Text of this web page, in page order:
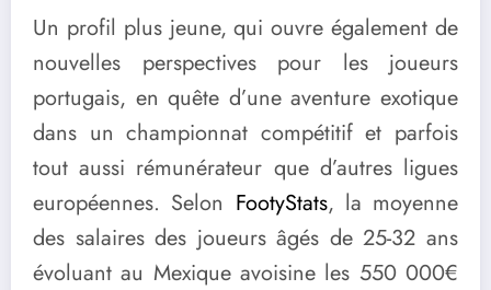
Un profil plus jeune, qui ouvre également de
nouvelles perspectives pour les joueurs
portugais, en quête d’une aventure exotique
dans un championnat compétitif et parfois
tout aussi rémunérateur que d’autres ligues
européennes. Selon FootyStats, la moyenne
des salaires des joueurs âgés de 25-32 ans
évoluant au Mexique avoisine les 550 000€